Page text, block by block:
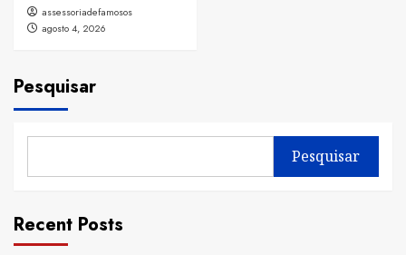
assessoriadefamosos
agosto 4, 2026
Pesquisar
Pesquisar
Recent Posts